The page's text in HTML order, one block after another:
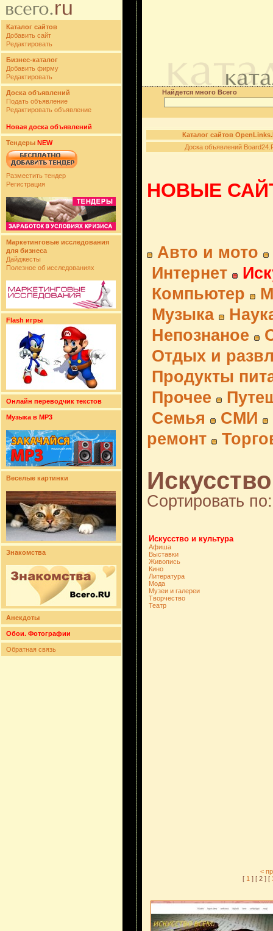
Каталог сайтов
Добавить сайт
Редактировать
Бизнес-каталог
Добавить фирму
Редактировать
Доска объявлений
Подать объявление
Редактировать объявление
Новая доска объявлений
Тендеры NEW
Разместить тендер
Регистрация
Маркетинговые исследования
для бизнеса
Дайджесты
Полезное об исследованиях
Flash игры
Онлайн переводчик текстов
Музыка в MP3
Веселые картинки
Знакомства
Анекдоты
Обои. Фотографии
Обратная связь
Найдется много Всего
Каталог сайтов
Доска объявлений
НОВЫЕ
Авто и мото
Интернет
Компьютер
Музыка
Непознаное
Отдых и
Продукты
Прочее
Семья
СМИ
ремонт
Сортировать
Искусство и культура
Афиша
Выставки
Живопись
Кино
Литература
Мода
Музеи и галереи
Творчество
Театр
<
[1 ] [ 2 ] [